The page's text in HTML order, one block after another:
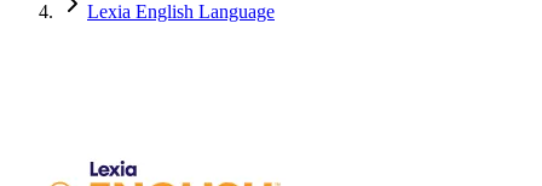
Lexia English Language